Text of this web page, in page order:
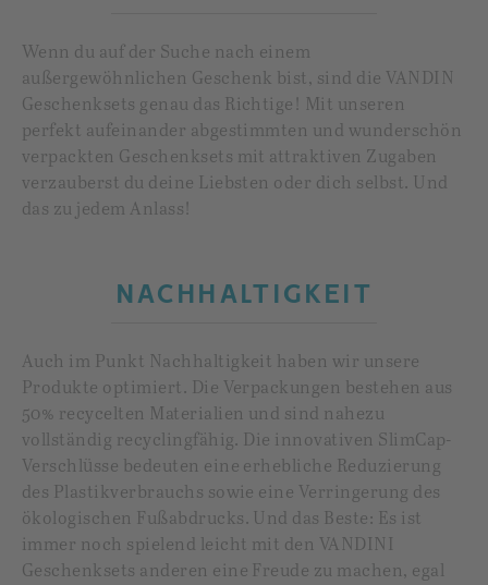
Wenn du auf der Suche nach einem
außergewöhnlichen Geschenk bist, sind die VANDIN
Geschenksets genau das Richtige! Mit unseren
perfekt aufeinander abgestimmten und wunderschön
verpackten Geschenksets mit attraktiven Zugaben
verzauberst du deine Liebsten oder dich selbst. Und
das zu jedem Anlass!
NACHHALTIGKEIT
Auch im Punkt Nachhaltigkeit haben wir unsere
Produkte optimiert. Die Verpackungen bestehen aus
50% recycelten Materialien und sind nahezu
vollständig recyclingfähig. Die innovativen SlimCap-
Verschlüsse bedeuten eine erhebliche Reduzierung
des Plastikverbrauchs sowie eine Verringerung des
ökologischen Fußabdrucks. Und das Beste: Es ist
immer noch spielend leicht mit den VANDINI
Geschenksets anderen eine Freude zu machen, egal